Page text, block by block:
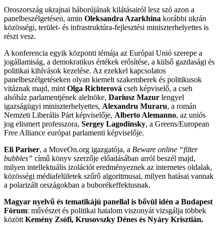
Oroszország ukrajnai háborújának kilátásairól lesz szó azon a
panelbeszélgetésen, amin Oleksandra Azarkhina korábbi ukrán
közösségi, terület- és infrastruktúra-fejlesztési miniszterhelyettes is
részt vesz.
A konferencia egyik központi témája az Európai Unió szerepe a
jogállamiság, a demokratikus értékek erősítése, a külső gazdasági és
politikai kihívások kezelése. Az ezekkel kapcsolatos
panelbeszélgetéseken olyan kiemelt szakemberek és politikusok
vitáznak majd, mint Olga Richterová cseh képviselő, a cseh
alsóház parlamentjének alelnöke, Dariusz Mazur lengyel
igazságügyi miniszterhelyettes, Alexandru Muraru, a román
Nemzeti Liberális Párt képviselője, Alberto Alemanno, az uniós
jog elismert professzora, Sergey Lagodinsky, a Greens/European
Free Alliance európai parlamenti képviselője.
Eli Pariser, a MoveOn.org igazgatója, a Beware online “filter
bubbles” című könyv szerzője előadásában arról beszél majd,
milyen intellektuális izolációt eredményeznek az internetes oldalak,
közösségi médiafelületek szűrő algoritmusai, milyen hatásai vannak
a polarizált országokban a buborékeffektusnak.
Magyar nyelvű és tematikájú panellal is bővül idén a Budapest
Fórum: művészet és politikai hatalom viszonyát vizsgálja többek
között Kemény Zsófi, Krusovszky Dénes és Nyáry Krisztián.